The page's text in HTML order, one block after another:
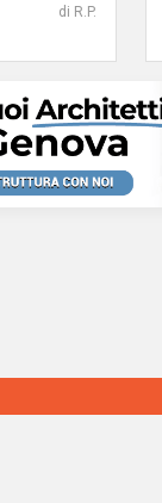
di R.P.